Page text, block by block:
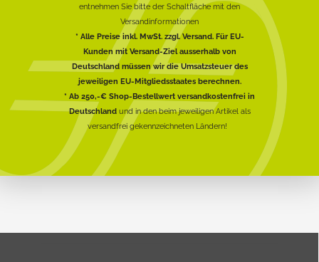
entnehmen Sie bitte der Schaltfläche mit den
Versandinformationen
* Alle Preise inkl. MwSt. zzgl. Versand. Für EU-
Kunden mit Versand-Ziel ausserhalb von
Deutschland müssen wir die Umsatzsteuer des
jeweiligen EU-Mitgliedsstaates berechnen.
* Ab 250,-€ Shop-Bestellwert versandkostenfrei in
Deutschlandund in den beim jeweiligen Artikel als
versandfrei gekennzeichneten Ländern!